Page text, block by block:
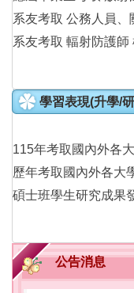
系友考取 公務人員、
系友考取 輻射防護師
學習表現(升學/
115年考取國內外各
歷年考取國內外各大
碩士班學生研究成果
公告消息